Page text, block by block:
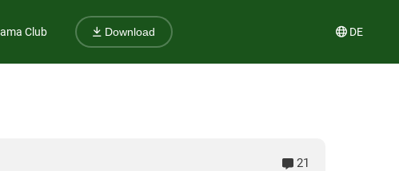
Club Download DE
21